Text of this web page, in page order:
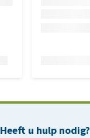
Heeft u hulp nodig?